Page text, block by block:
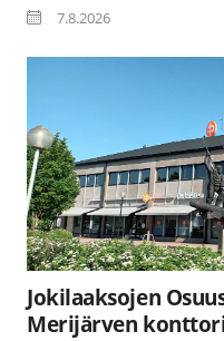
7.8.2026
Jokilaaksojen
Merijärven